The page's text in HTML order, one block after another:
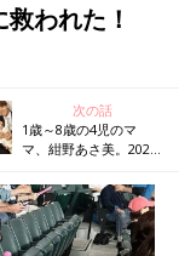
われた！
次の話
1歳～8歳の4児のマ
マ、紺野あさ美。2026
分自身もほめて、笑顔
の時間を増やすこと」